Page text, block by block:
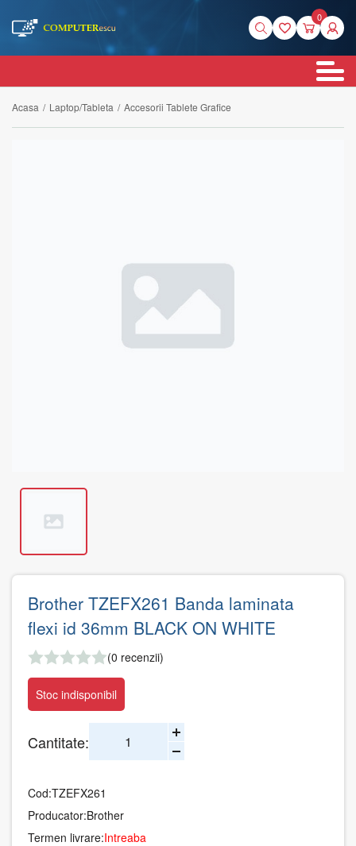
0
Acasa / Laptop/Tableta / Accesorii Tablete Grafice
Brother TZEFX261 Banda laminata
flexi id 36mm BLACK ON WHITE
(0 recenzii)
Stoc indisponibil
Cantitate:
Cod:TZEFX261
Producator:Brother
Termen livrare:Intreaba